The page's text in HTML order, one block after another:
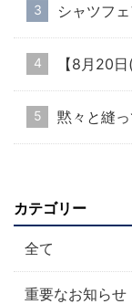
シャツフ
【8月20
黙々と縫っ
カテゴリー
全て
重要なお知らせ